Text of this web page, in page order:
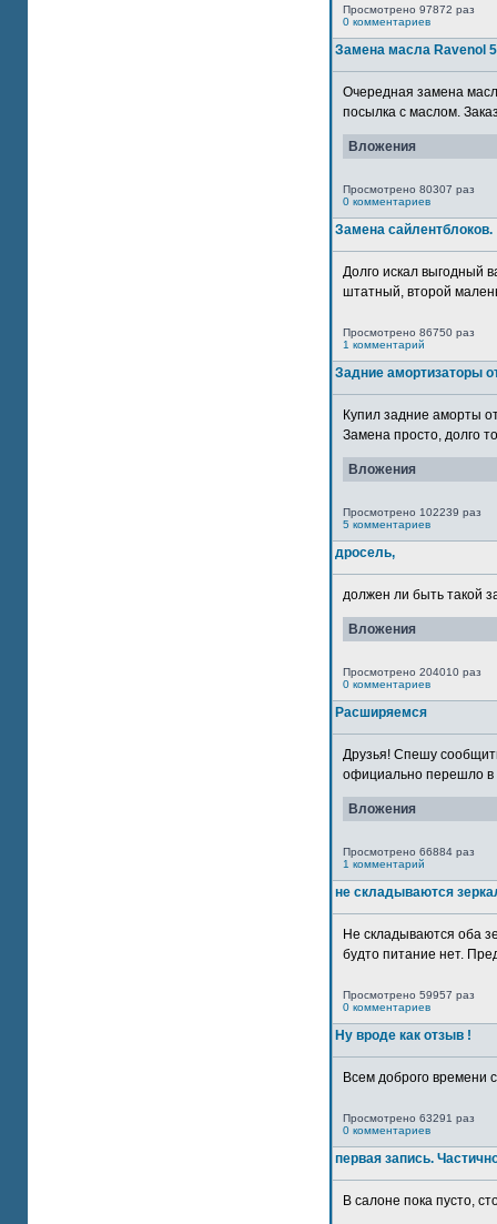
Просмотрено 97872 раз
0 комментариев
Замена масла Ravenol
Очередная замена
посылка с маслом.
Вложения
Просмотрено 80307 раз
0 комментариев
Замена сайлентблоков.
Долго искал выгодный
штатный, второй
Просмотрено 86750 раз
1 комментарий
Задние амортизаторы
Купил задние аморты
Замена просто, долго
Вложения
Просмотрено 102239 раз
5 комментариев
дросель,
должен ли быть такой
Вложения
Просмотрено 204010 раз
0 комментариев
Расширяемся
Друзья! Спешу
официально перешло в
Вложения
Просмотрено 66884 раз
1 комментарий
не складываются
Не складываются оба
будто питание нет.
Просмотрено 59957 раз
0 комментариев
Ну вроде как отзыв !
Всем доброго времени
Просмотрено 63291 раз
0 комментариев
первая запись.
В салоне пока пусто,